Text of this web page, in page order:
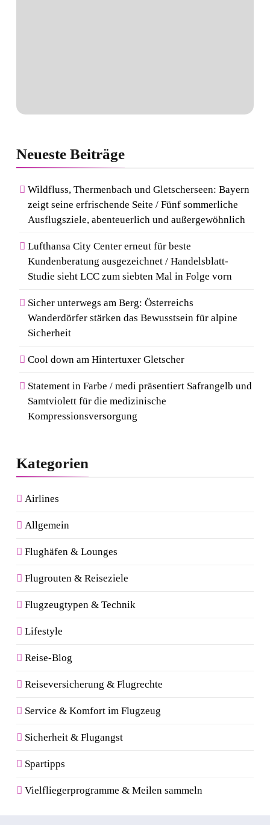
Neueste Beiträge
Wildfluss, Thermenbach und Gletscherseen: Bayern
zeigt seine erfrischende Seite / Fünf sommerliche
Ausflugsziele, abenteuerlich und außergewöhnlich
Lufthansa City Center erneut für beste
Kundenberatung ausgezeichnet / Handelsblatt-
Studie sieht LCC zum siebten Mal in Folge vorn
Sicher unterwegs am Berg: Österreichs
Wanderdörfer stärken das Bewusstsein für alpine
Sicherheit
Cool down am Hintertuxer Gletscher
Statement in Farbe / medi präsentiert Safrangelb und
Samtviolett für die medizinische
Kompressionsversorgung
Kategorien
Airlines
Allgemein
Flughäfen & Lounges
Flugrouten & Reiseziele
Flugzeugtypen & Technik
Lifestyle
Reise-Blog
Reiseversicherung & Flugrechte
Service & Komfort im Flugzeug
Sicherheit & Flugangst
Spartipps
Vielfliegerprogramme & Meilen sammeln